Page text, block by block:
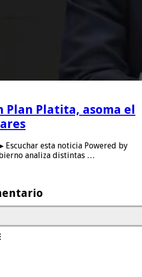
Plan Platita, asoma el
Escuchar esta noticia Powered by
analiza distintas …